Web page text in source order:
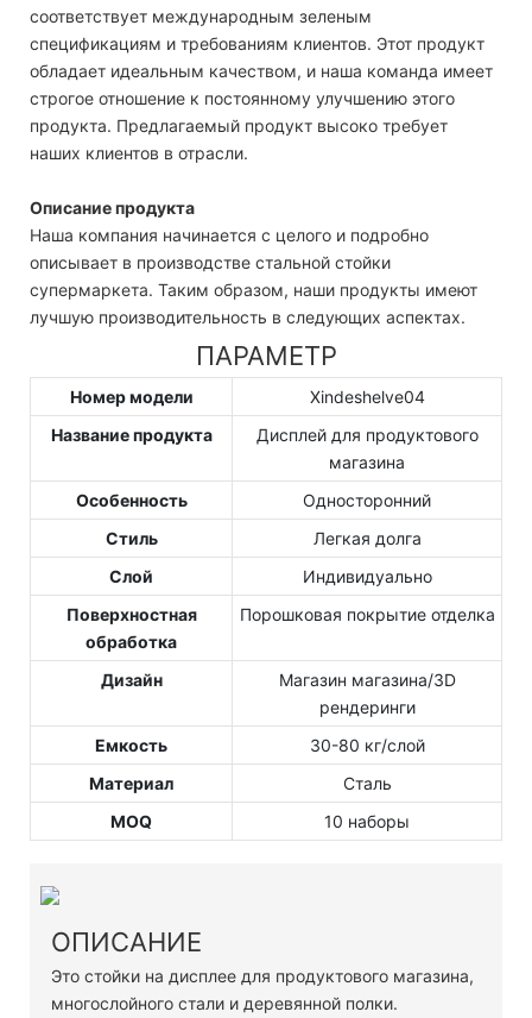
соответствует международным зеленым
спецификациям и требованиям клиентов. Этот продукт
обладает идеальным качеством, и наша команда имеет
строгое отношение к постоянному улучшению этого
продукта. Предлагаемый продукт высоко требует
наших клиентов в отрасли.
Описание продукта
Наша компания начинается с целого и подробно
описывает в производстве стальной стойки
супермаркета. Таким образом, наши продукты имеют
лучшую производительность в следующих аспектах.
ПАРАМЕТР
Номер модели
Xindeshelve04
Название продукта
Дисплей для продуктового
магазина
Особенность
Односторонний
Стиль
Легкая долга
Слой
Индивидуально
Поверхностная
обработка
Порошковая покрытие отделка
Дизайн
Магазин магазина/3D
рендеринги
Емкость
30-80 кг/слой
Материал
Сталь
MOQ
10 наборы
ОПИСАНИЕ
Это стойки на дисплее для продуктового магазина,
многослойного стали и деревянной полки.